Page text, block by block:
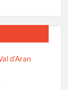
d’Aran